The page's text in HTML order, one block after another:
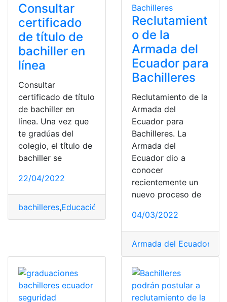
Consultar
certificado
de título de
bachiller en
línea
Consultar
certificado de título
de bachiller en
línea. Una vez que
te gradúas del
colegio, el título de
bachiller se
22/04/2022
bachilleres,Educación
Reclutamient
o de la
Armada del
Ecuador para
Bachilleres
Reclutamiento de la
Armada del
Ecuador para
Bachilleres. La
Armada del
Ecuador dio a
conocer
recientemente un
nuevo proceso de
04/03/2022
Armada del Ecuador